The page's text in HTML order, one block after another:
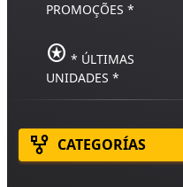
PROMOÇÕES *
stars * ÚLTIMAS
UNIDADES *
family_history CATEGORÍAS